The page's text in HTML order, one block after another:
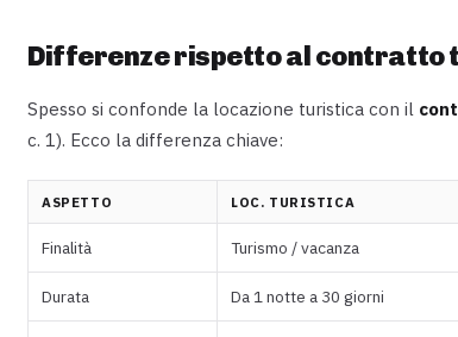
Differenze rispetto al contratto
Spesso si confonde la locazione turistica con il
c. 1). Ecco la differenza chiave:
ASPETTO LOC. TURISTICA
Finalità Turismo / vacanza
Durata Da 1 notte a 30 giorni